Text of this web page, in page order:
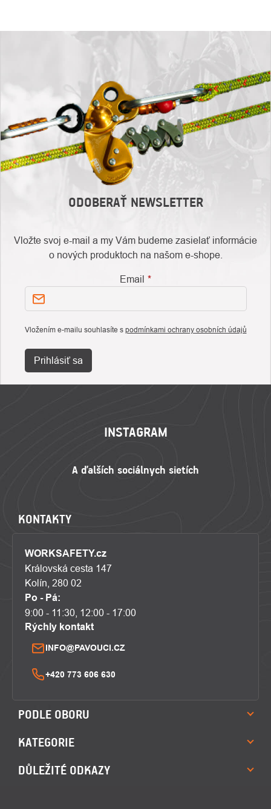
ODOBERAŤ NEWSLETTER
Vložte svoj e-mail a my Vám budeme zasielať informácie
o nových produktoch na našom e-shope.
Email
Vložením e-mailu souhlasíte s podmínkami ochrany osobních údajů
Prihlásiť sa
INSTAGRAM
KONTAKTY
WORKSAFETY.cz
Královská cesta 147
Kolín, 280 02
Po - Pá:
9:00 - 11:30, 12:00 - 17:00
Rýchly kontakt
INFO@PAVOUCI.CZ
+420 773 606 630
PODLE OBORU
KATEGORIE
DŮLEŽITÉ ODKAZY